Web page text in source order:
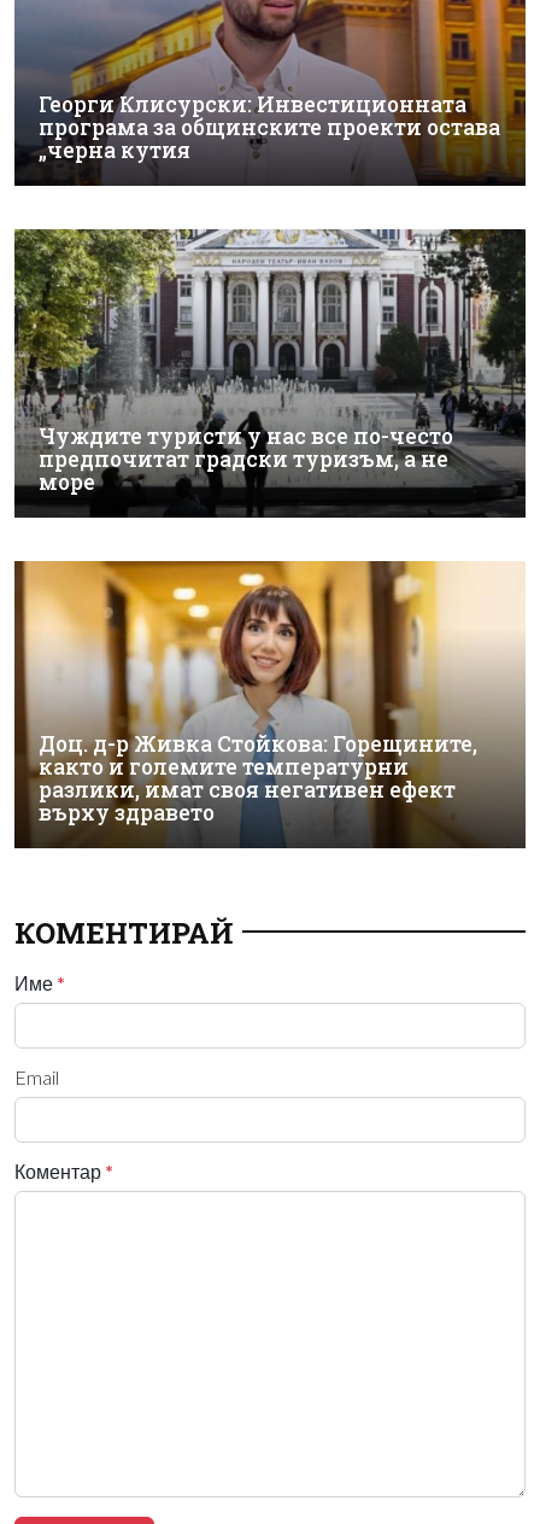
Георги Клисурски: Инвестиционната
програма за общинските проекти остава
„черна кутия
Чуждите туристи у нас все по-често
предпочитат градски туризъм, а не
море
Доц. д-р Живка Стойкова: Горещините,
както и големите температурни
разлики, имат своя негативен ефект
върху здравето
КОМЕНТИРАЙ
Име *
Email
Коментар *